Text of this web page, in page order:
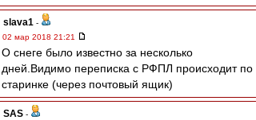
slava1 -
02 мар 2018 21:21
О снеге было известно за несколько
дней.Видимо переписка с РФПЛ происходит по
старинке (через почтовый ящик)
SAS -